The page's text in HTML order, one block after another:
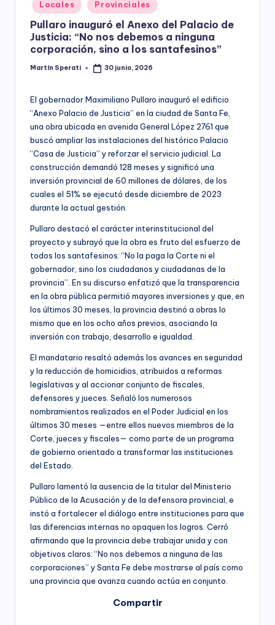
y
in
Locales Provinciales
Pullaro inauguró el Anexo del Palacio de
Justicia: “No nos debemos a ninguna
corporación, sino a los santafesinos”
Posted
Martín Sperati 30 junio, 2026
El gobernador Maximiliano Pullaro inauguró el edificio
“Anexo Palacio de Justicia” en la ciudad de Santa Fe,
una obra ubicada en avenida General López 2761 que
buscó ampliar las instalaciones del histórico Palacio
“Casa de Justicia” y reforzar el servicio judicial. La
construcción demandó 128 meses y significó una
inversión provincial de 60 millones de dólares, de los
cuales el 51% se ejecutó desde diciembre de 2023
durante la actual gestión.
Pullaro destacó el carácter interinstitucional del
proyecto y subrayó que la obra es fruto del esfuerzo de
todos los santafesinos: “No la paga la Corte ni el
gobernador, sino los ciudadanos y ciudadanas de la
provincia”. En su discurso enfatizó que la transparencia
en la obra pública permitió mayores inversiones y que, en
los últimos 30 meses, la provincia destinó a obras lo
mismo que en los ocho años previos, asociando la
inversión con trabajo, desarrollo e igualdad.
El mandatario resaltó además los avances en seguridad
y la reducción de homicidios, atribuidos a reformas
legislativas y al accionar conjunto de fiscales,
defensores y jueces. Señaló los numerosos
nombramientos realizados en el Poder Judicial en los
últimos 30 meses —entre ellos nuevos miembros de la
Corte, jueces y fiscales— como parte de un programa
de gobierno orientado a transformar las instituciones
del Estado.
Pullaro lamentó la ausencia de la titular del Ministerio
Público de la Acusación y de la defensora provincial, e
instó a fortalecer el diálogo entre instituciones para que
las diferencias internas no opaquen los logros. Cerró
afirmando que la provincia debe trabajar unida y con
objetivos claros: “No nos debemos a ninguna de las
corporaciones” y Santa Fe debe mostrarse al país como
una provincia que avanza cuando actúa en conjunto.
Compartir